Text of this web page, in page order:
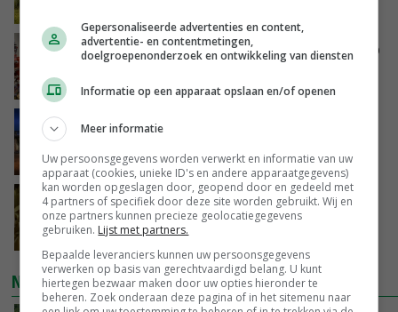
Oorlogen en El Niño stuwen voedselprijzen op
VANDAAG, 15:04
Nettowinst Royal A-ware onder druk ondanks
VANDAAG, 14:35
Aandeel China in wereldwijde fritesexport
neemt verder toe
VANDAAG, 14:01
NIEUWSTE VIDEO'S
Gepersonaliseerde advertenties en content,
advertentie- en contentmetingen,
doelgroepenonderzoek en ontwikkeling van diensten
Informatie op een apparaat opslaan en/of openen
Meer informatie
Uw persoonsgegevens worden verwerkt en informatie van uw
apparaat (cookies, unieke ID's en andere apparaatgegevens)
kan worden opgeslagen door, geopend door en gedeeld met
4 partners of specifiek door deze site worden gebruikt. Wij en
onze partners kunnen precieze geolocatiegegevens
gebruiken. Lijst met partners.
Bepaalde leveranciers kunnen uw persoonsgegevens
verwerken op basis van gerechtvaardigd belang. U kunt
hiertegen bezwaar maken door uw opties hieronder te
beheren. Zoek onderaan deze pagina of in het sitemenu naar